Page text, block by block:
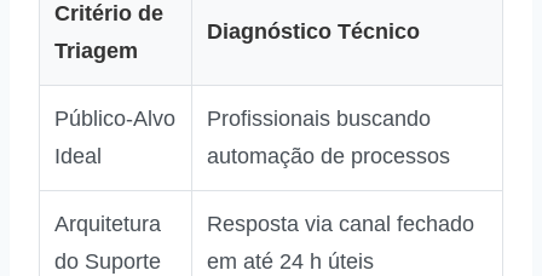
Critério de
Triagem
Diagnóstico Técnico
Público‑Alvo
Ideal
Profissionais buscando
automação de processos
Arquitetura
do Suporte
Resposta via canal fechado
em até 24 h úteis